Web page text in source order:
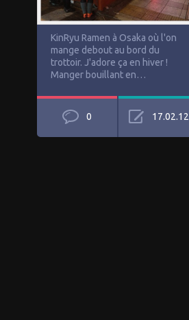
KinRyu Ramen à Osaka où l'on
mange debout au bord du
trottoir. J'adore ça en hiver !
Manger bouillant en…
0 17.02.12